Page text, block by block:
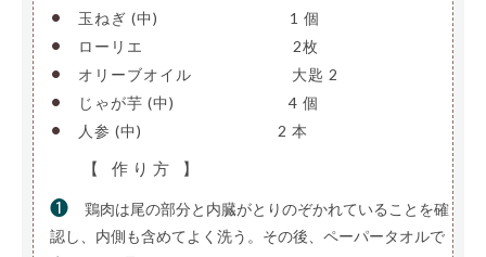
• 玉ねぎ (中) 1 個
• ローリエ 2枚
• オリーブオイル 大匙 2
• じゃが芋 (中) 4 個
• 人参 (中) 2 本
【 作り方 】
❶
鶏肉は尾の部分と内臓がとりのぞかれていることを確
認し、内側も含めてよく洗う。その後、ペーパータオルで